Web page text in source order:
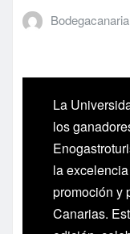
Bodegacanaria
La
los
la
promoción y
Canarias.